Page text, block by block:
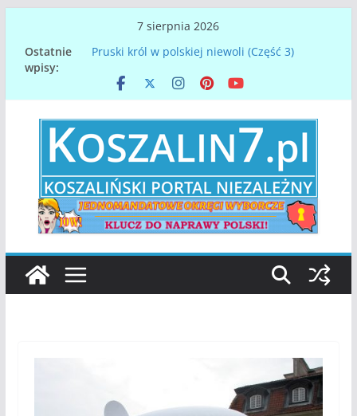
treści
7 sierpnia 2026
Ostatnie
wpisy:
Pruski król w polskiej niewoli (Część 3)
Koszalina na Pomorzu
Denar spod Koszalina – najstarsza polska
moneta
Gdy orły nasze lotem błyskawicy, spadną u
dawnej Chrobrego granicy…
Zmarł Mirosław Mikietyński, prezydent
Koszalina